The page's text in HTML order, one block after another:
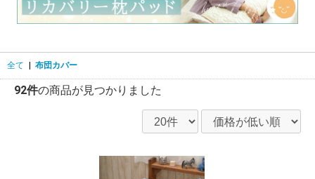
全て 布団カバー
92件の商品が見つかりました